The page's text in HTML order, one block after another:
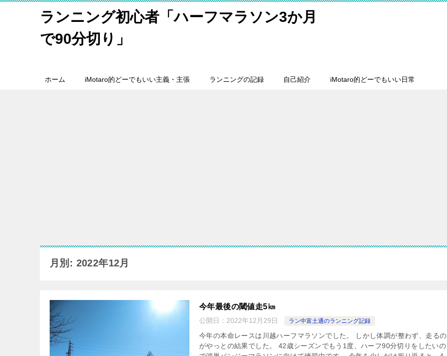
ランニング初心者「ハーフマラソン3か月
で90分切り」
ホーム iMotaro的どーでもいい主義・主張 ランニングの記録 自己紹介 iMotaro的どーでもいい日常
月別: 2022年12月
今年最後の閾値走5㎞
公開日： 2022年12月29日 ラン中富土通のランニング記録
今年の本命レースは川越ハーフマラソンでした。 しかし体調が整わず、走るの
がやっとの結果でした。 42歳シーズンでもう1度、ハーフ90分切りをしたいの